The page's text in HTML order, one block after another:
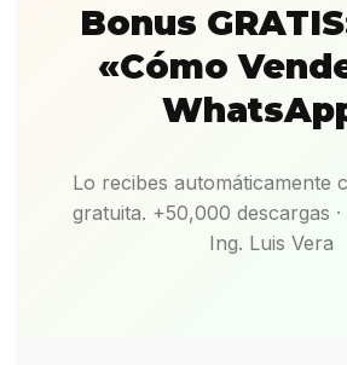
Bonus
«Cómo
Lo recibes automáticamente
gratuita. +50,000 descargas
Ing. Luis Vera